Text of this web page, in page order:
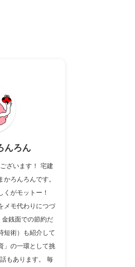
んろん
ざいます！ 宅建
ろんろんです。
くがモットー！
メモ代わりにつづ
銭面での節約だ
短術）も紹介して
」の一環として挑
もあります。 毎